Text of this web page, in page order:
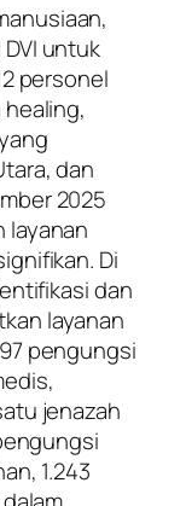
untuk
personel
dan
2025
layanan
Di
dan
layanan
pengungsi
jenazah
1.243